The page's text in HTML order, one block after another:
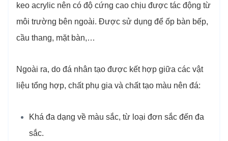
keo acrylic nên có độ cứng cao chịu được tác động từ
môi trường bên ngoài. Được sử dụng để ốp bàn bếp,
cầu thang, mặt bàn,…
Ngoài ra, do đá nhân tạo được kết hợp giữa các vật
liệu tổng hợp, chất phụ gia và chất tạo màu nên đá:
Khá đa dạng về màu sắc, từ loại đơn sắc đến đa
sắc.